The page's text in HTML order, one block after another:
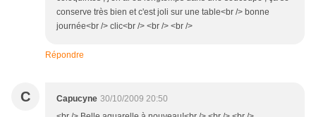
conserve très bien et c'est joli sur une table<br /> bonne
journée<br /> clic<br /> <br /> <br />
Répondre
C Capucyne 30/10/2009 20:50